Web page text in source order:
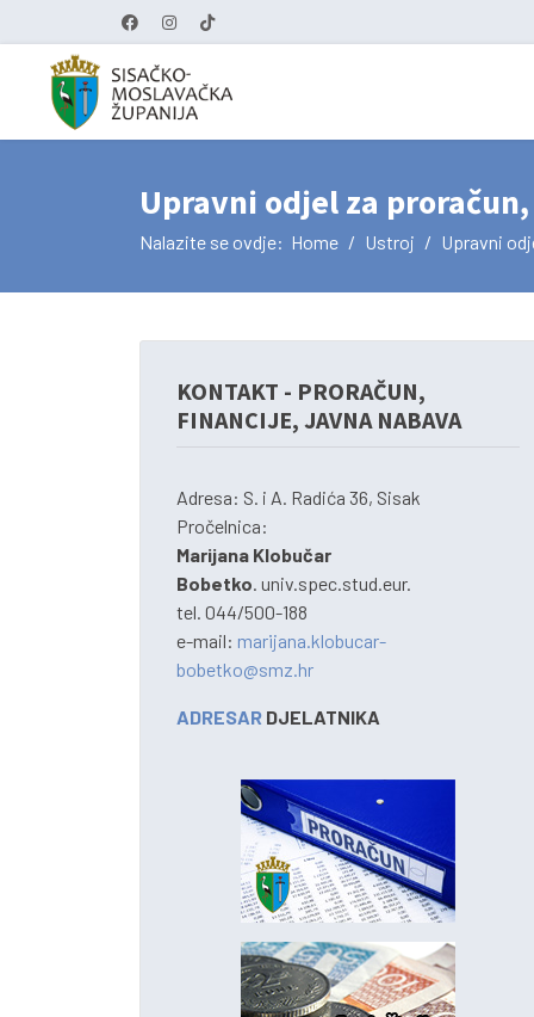
Upravni odjel za
Nalazite se ovdje: Home Ustroj Upravni
KONTAKT - PRORAČUN,
FINANCIJE, JAVNA NABAVA
Adresa: S. i A. Radića 36, Sisak
Pročelnica:
Marijana Klobučar
Bobetko. univ.spec.stud.eur.
tel. 044/500-188
e-mail: marijana.klobucar-
bobetko@smz.hr
ADRESAR DJELATNIKA